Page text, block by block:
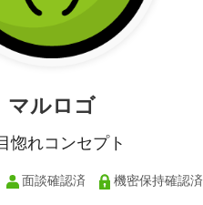
マルロゴ
惚れコンセプト
面談確認済 機密保持確認済